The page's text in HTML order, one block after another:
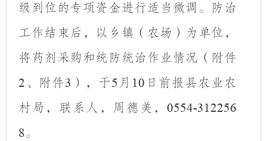
级到位的专项资金进行适当微调。防治
工作结束后，以乡镇（农场）为单位，
将药剂采购和统防统治作业情况（附件
2 、附件3 ），于5 月 10 日前报县农业农
村局，联系人，周德美， 0554-312256
8。